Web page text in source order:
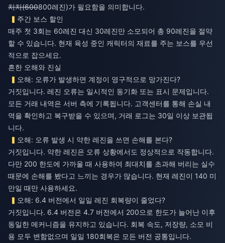
처치(600800레진)가 필요함을 의미합니다.
주간 보스 할인
매주 첫 3회는 60레진 대신 30레진만 소모되어 총 90레진을 절약
할 수 있습니다. 현재 육성 중인 캐릭터의 재료를 주는 보스를 우선
적으로 잡으세요.
흔한 오해와 진실
오해: 오류가 발생하면 계정이 영구적으로 망가진다?
거짓입니다. 레진 오류는 일시적인 동기화 또는 표시 문제입니다.
모든 거래 내역은 서버 측에 기록됩니다. 고객센터를 통해 손실 내
역을 확인하고 복구받을 수 있으며, 거래 로그는 30일 이상 보관됩
니다.
오해: 오류 발생 시 약한 레진을 쓰면 손해를 본다?
거짓입니다. 약한 레진은 오류 상황에서도 정상적으로 작동합니다.
다만 200 한도에 가까울 때 사용하여 최대치를 초과해 버리는 실수
때문에 손해를 봤다고 느끼는 경우가 많습니다. 현재 레진이 140 미
만일 때만 사용하세요.
오해: 6.4 버전에서 일일 레진 회복량이 줄었다?
거짓입니다. 6.4 버전은 4.7 버전에서 200으로 한도가 늘어난 이후
동일한 메커니즘을 유지하고 있습니다. 회복 속도, 저장량, 소모 비
용 모두 변함없으며 일일 180회복은 모든 버전 공통입니다.